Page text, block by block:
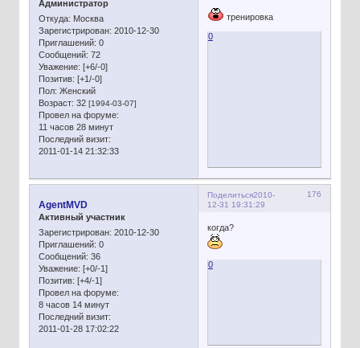
Администратор
Откуда: Москва
Зарегистрирован: 2010-12-30
Приглашений: 0
Сообщений: 72
Уважение: [+6/-0]
Позитив: [+1/-0]
Пол: Женский
Возраст: 32 [1994-03-07]
Провел на форуме:
11 часов 28 минут
Последний визит:
2011-01-14 21:32:33
тренировка
0
Поделиться 176
2010-
12-31 19:31:29
AgentMVD
Активный участник
Зарегистрирован: 2010-12-30
Приглашений: 0
Сообщений: 36
Уважение: [+0/-1]
Позитив: [+4/-1]
Провел на форуме:
8 часов 14 минут
Последний визит:
2011-01-28 17:02:22
когда?
0